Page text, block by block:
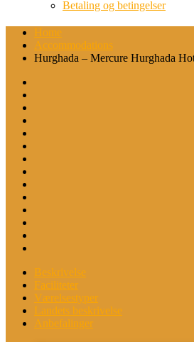
Betaling og betingelser
Home
Accommodations
Hurghada – Mercure Hurghada
Beskrivelse
Faciliteter
Værelsestyper
Landets beskrivelse
Anbefalinger